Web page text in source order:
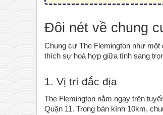
Đôi nét về chung
Chung cư The Flemington như
thích sự hoà hợp giữa tính sang
1. Vị trí đắc địa
The Flemington nằm ngay trên
Quận 11. Trong bán kính 10km,